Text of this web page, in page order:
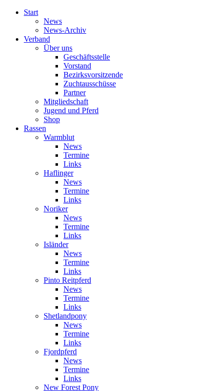
Start
News
News-Archiv
Verband
Über uns
Geschäftsstelle
Vorstand
Bezirksvorsitzende
Zuchtausschüsse
Partner
Mitgliedschaft
Jugend und Pferd
Shop
Rassen
Warmblut
News
Termine
Links
Haflinger
News
Termine
Links
Noriker
News
Termine
Links
Isländer
News
Termine
Links
Pinto Reitpferd
News
Termine
Links
Shetlandpony
News
Termine
Links
Fjordpferd
News
Termine
Links
New Forest Pony